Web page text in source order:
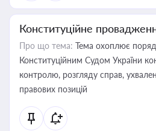
Конституційне
Про що тема: Тема охоплює
Конституційним Судом України
контролю, розгляду справ,
правових позицій